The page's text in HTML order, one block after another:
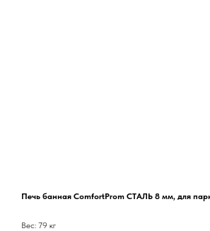
Печь банная ComfortProm СТАЛЬ 8 мм, для
Вес: 79 кг